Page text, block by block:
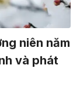
niên năm
và phát